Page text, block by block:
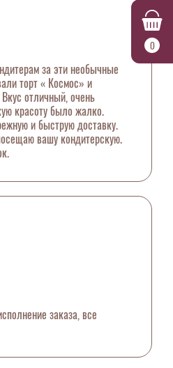
0
за эти необычные
торт « Космос» и
отличный, очень
красоту было жалко.
и быструю доставку.
вашу кондитерскую.
заказа, все